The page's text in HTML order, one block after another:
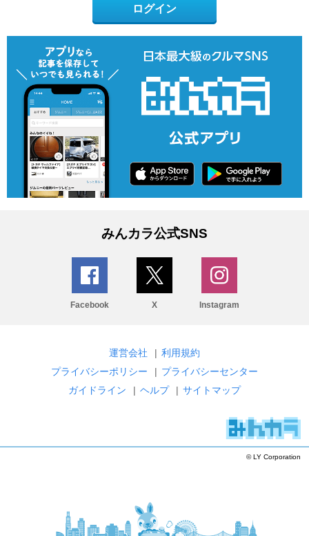
ログイン
みんカラ公式SNS
Facebook X Instagram
運営会社 | 利用規約
プライバシーポリシー
| プライバシーセンター
ガイドライン
| ヘルプ | サイトマップ
© LY Corporation